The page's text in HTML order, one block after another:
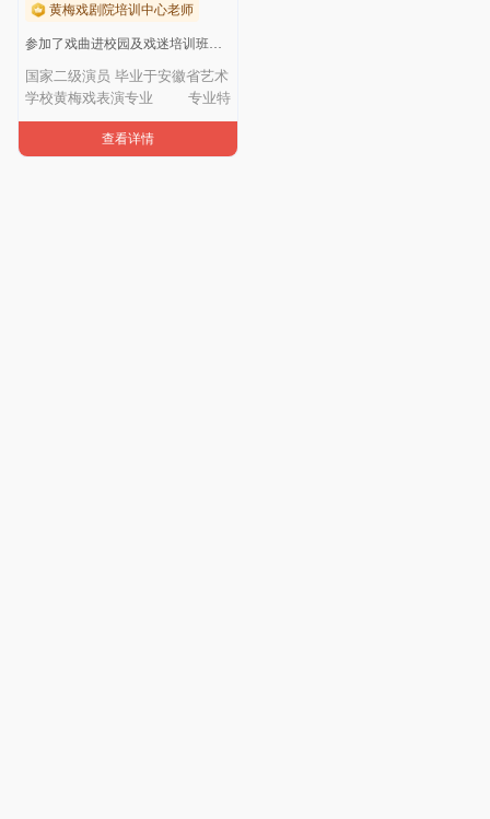
黄梅戏剧院培训中心老师
参加了戏曲进校园及戏迷培训班的黄梅戏基本功及教学
国家二级演员 毕业于安徽省艺术
学校黄梅戏表演专业 专业特
查看详情